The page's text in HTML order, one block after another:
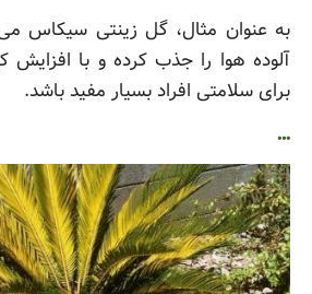
به عنوان مثال، گل زینتی سیکاس می
آلوده هوا را جذب کرده و با افزایش
برای سلامتی افراد بسیار مفید باشد.
…